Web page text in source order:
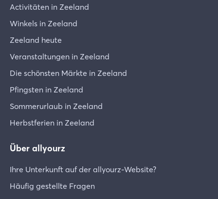
Activitäten in Zeeland
Winkels in Zeeland
Zeeland heute
Veranstaltungen in Zeeland
Die schönsten Märkte in Zeeland
Pfingsten in Zeeland
Sommerurlaub in Zeeland
Herbstferien in Zeeland
Über allyourz
Ihre Unterkunft auf der allyourz-Website?
Häufig gestellte Fragen